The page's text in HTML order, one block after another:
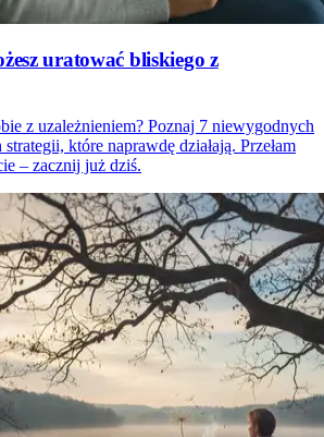
uratować bliskiego z
z uzależnieniem? Poznaj 7 niewygodnych
które naprawdę działają. Przełam
– zacznij już dziś.